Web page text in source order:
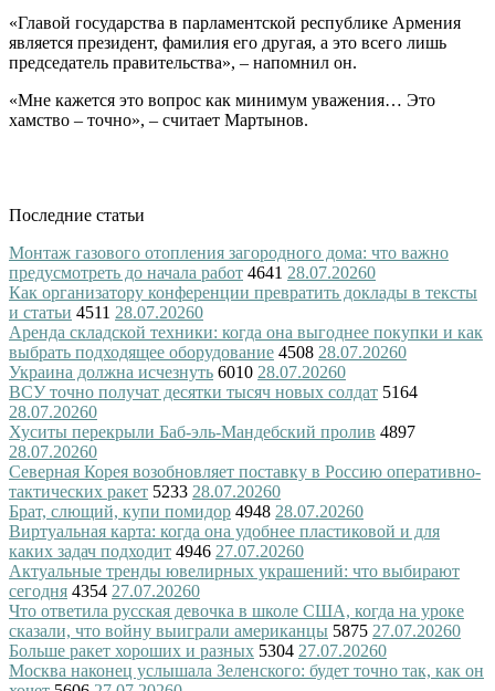
«Главой государства в парламентской республике Армения
является президент, фамилия его другая, а это всего лишь
председатель правительства», – напомнил он.
«Мне кажется это вопрос как минимум уважения… Это
хамство – точно», – считает Мартынов.
Последние статьи
Монтаж газового отопления загородного дома: что важно
предусмотреть до начала работ 4641 28.07.20260
Как организатору конференции превратить доклады в тексты
и статьи 4511 28.07.20260
Аренда складской техники: когда она выгоднее покупки и как
выбрать подходящее оборудование 4508 28.07.20260
Украина должна исчезнуть 6010 28.07.20260
ВСУ точно получат десятки тысяч новых солдат 5164
28.07.20260
Хуситы перекрыли Баб-эль-Мандебский пролив 4897
28.07.20260
Северная Корея возобновляет поставку в Россию оперативно-
тактических ракет 5233 28.07.20260
Брат, слющий, купи помидор 4948 28.07.20260
Виртуальная карта: когда она удобнее пластиковой и для
каких задач подходит 4946 27.07.20260
Актуальные тренды ювелирных украшений: что выбирают
сегодня 4354 27.07.20260
Что ответила русская девочка в школе США, когда на уроке
сказали, что войну выиграли американцы 5875 27.07.20260
Больше ракет хороших и разных 5304 27.07.20260
Москва наконец услышала Зеленского: будет точно так, как он